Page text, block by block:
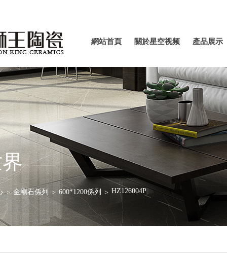
APP官
方下载
最新版
網站首頁 關於星空视频
APP官方下载
最新版
產品展示
> 金剛石係列 > 600*1200係列 > HZ126004P